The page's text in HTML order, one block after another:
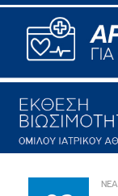
ΝΕΑ